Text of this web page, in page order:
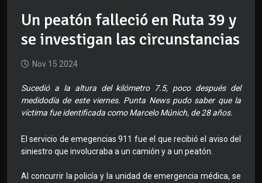
Un peatón falleció en Ruta 39 y
se investigan las circunstancias
Nov 15 2024
Sucedió a la altura del kilómetro 7.5, poco después del
medidodía de este viernes. Punta News pudo saber que la
víctima fue identificada como Marcelo Múnich, de 28 años.
El servicio de emegencias 911 fue el que recibió el aviso del
siniestro que involucraba a un camión y a un peatón.
Al concurrir la policía y la unidad de emergencia médica, se